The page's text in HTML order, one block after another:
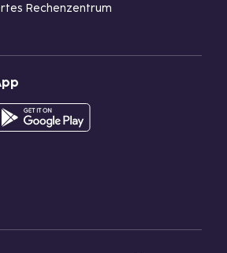
Rechenzentrum